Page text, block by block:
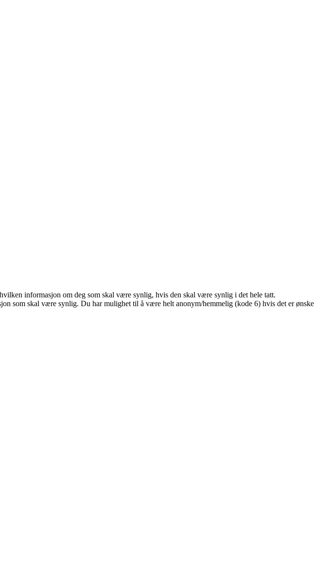
informasjon om deg som skal være synlig, hvis den skal være synlig i det hele tatt.
som skal være synlig. Du har mulighet til å være helt anonym/hemmelig (kode 6) hvis det er